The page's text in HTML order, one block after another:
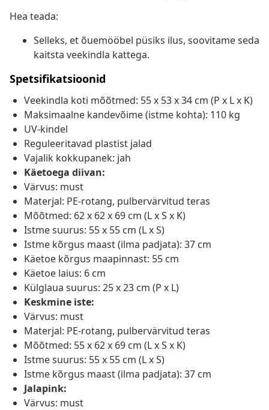
Hea teada:
Selleks, et õuemööbel püsiks ilus, soovitame seda
kaitsta veekindla kattega.
Spetsifikatsioonid
Veekindla koti mõõtmed: 55 x 53 x 34 cm (P x L x K)
Maksimaalne kandevõime (istme kohta): 110 kg
UV-kindel
Reguleeritavad plastist jalad
Vajalik kokkupanek: jah
Käetoega diivan:
Värvus: must
Materjal: PE-rotang, pulbervärvitud teras
Mõõtmed: 62 x 62 x 69 cm (L x S x K)
Istme suurus: 55 x 55 cm (L x S)
Istme kõrgus maast (ilma padjata): 37 cm
Käetoe kõrgus maapinnast: 55 cm
Käetoe laius: 6 cm
Külglaua suurus: 25 x 23 cm (P x L)
Keskmine iste:
Värvus: must
Materjal: PE-rotang, pulbervärvitud teras
Mõõtmed: 55 x 62 x 69 cm (L x S x K)
Istme suurus: 55 x 55 cm (L x S)
Istme kõrgus maast (ilma padjata): 37 cm
Jalapink:
Värvus: must